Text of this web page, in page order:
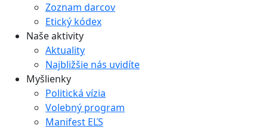
Zoznam darcov
Etický kódex
Naše aktivity
Aktuality
Najbližšie nás uvidíte
Myšlienky
Politická vízia
Volebný program
Manifest EĽS